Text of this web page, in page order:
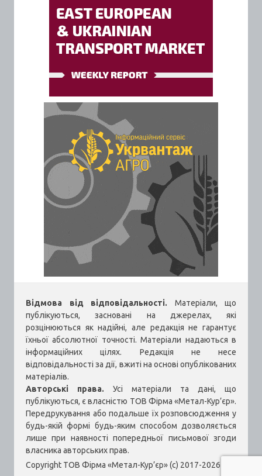
Відмова від відповідальності. Матеріали, що
публікуються, засновані на джерелах, які
розцінюються як надійні, але редакція не гарантує
їхньої абсолютної точності. Матеріали надаються в
інформаційних цілях. Редакція не несе
відповідальності за дії, вжиті на основі опублікованих
матеріалів.
Авторські права. Усі матеріали та дані, що
публікуються, є власністю ТОВ Фірма «Метал-Кур’єр».
Передрукування або подальше їх розповсюдження у
будь-якій формі будь-яким способом дозволяється
лише при наявності попередньої письмової згоди
власника авторських прав.
Copyright ТОВ Фірма «Метал-Кур’єр» (c) 2017-2026